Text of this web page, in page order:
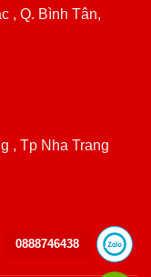
, Q. Bình Tân,
, Tp Nha Trang
0888746438